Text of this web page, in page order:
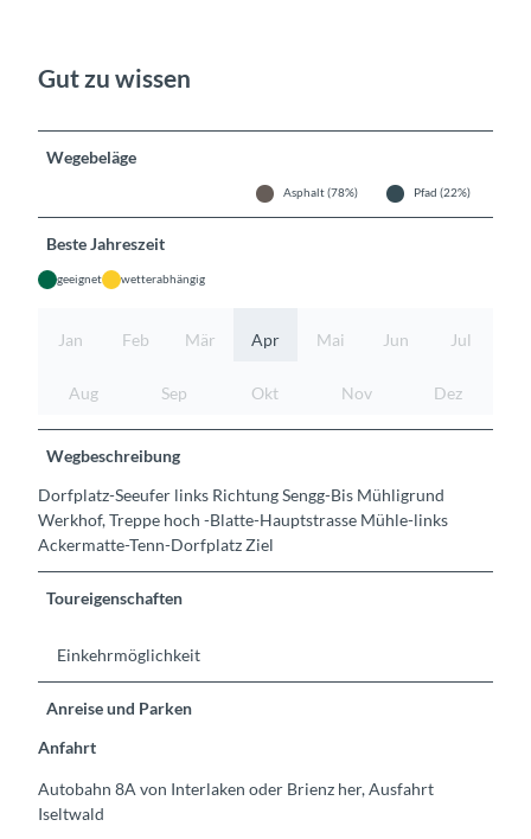
Gut zu wissen
Wegebeläge
Asphalt (78%) Pfad (22%)
Beste Jahreszeit
geeignet wetterabhängig
Jan Feb Mär Apr Mai Jun Jul
Aug Sep Okt Nov Dez
Wegbeschreibung
Dorfplatz-Seeufer links Richtung Sengg-Bis Mühligrund
Werkhof, Treppe hoch -Blatte-Hauptstrasse Mühle-links
Ackermatte-Tenn-Dorfplatz Ziel
Toureigenschaften
Einkehrmöglichkeit
Anreise und Parken
Anfahrt
Autobahn 8A von Interlaken oder Brienz her, Ausfahrt
Iseltwald